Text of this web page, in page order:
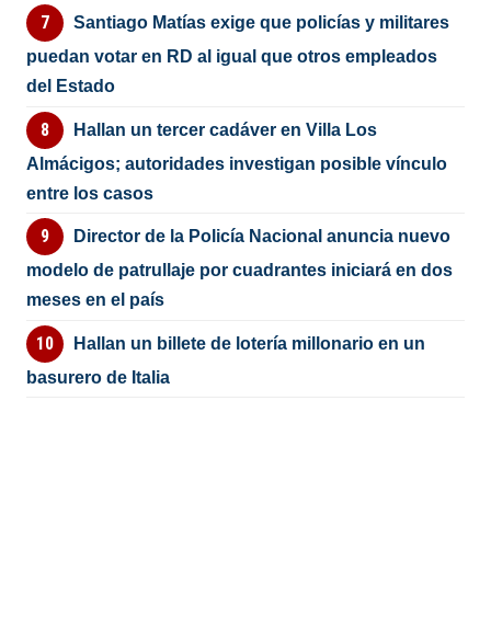
Santiago Matías exige que policías y militares
puedan votar en RD al igual que otros empleados
del Estado
Hallan un tercer cadáver en Villa Los
Almácigos; autoridades investigan posible vínculo
entre los casos
Director de la Policía Nacional anuncia nuevo
modelo de patrullaje por cuadrantes iniciará en dos
meses en el país
Hallan un billete de lotería millonario en un
basurero de Italia